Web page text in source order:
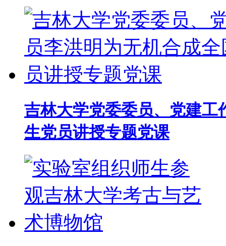
吉林大学党委委员、党建工
生党员讲授专题党课